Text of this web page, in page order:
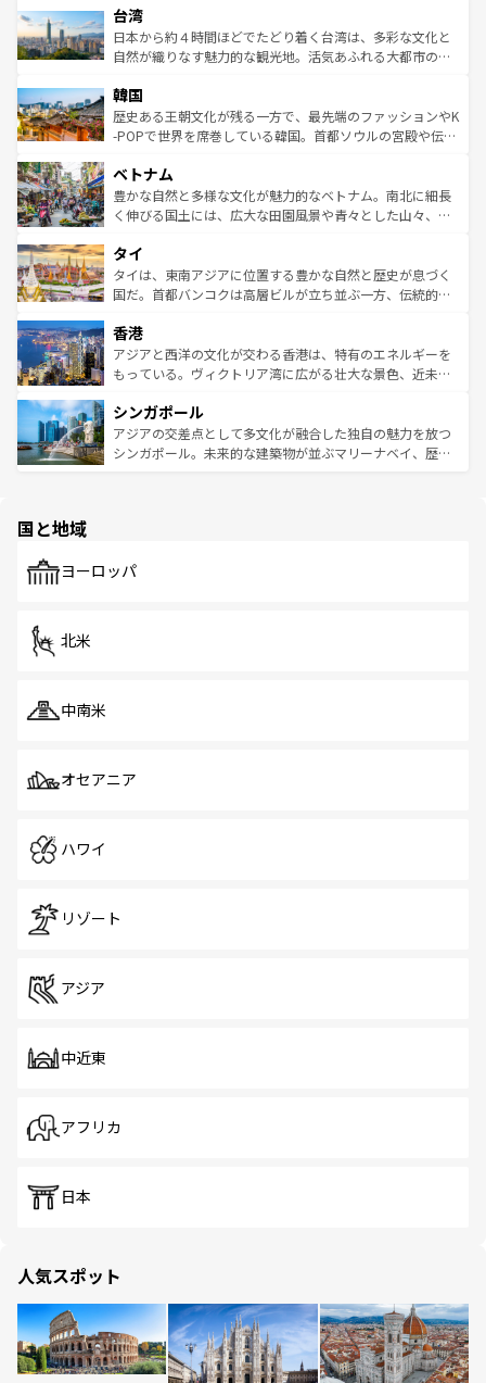
情報は
人々、おいしいローカルフードやハワイアンミュージッ
ク、伝統的なフラダンスなど、すべてがハワイの魅力を彩
っている。訪れるたびに新しい発見と感動が待っているハ
はコンテンツ一覧
リアリーフや大陸中央部にそびえるウルル（エアーズロッ
ク）、タスマニアの美しい原生林やケアンズの熱帯雨林な
ど、見どころがたくさん。また、カフェやワイン、オージ
いる。アクティビティも充実しており、サーフィンやダイ
ビング、ハイキングなど、アウトドア好きにはたまらな
い。オーストラリアの多彩な魅力を存分に味わいつくそ
参照してほしい。
台湾
日本から約４時間ほどでたどり着く台湾は、多彩な文化と
自然が織りなす魅力的な観光地。活気あふれる大都市の台
ン）、静ひつな山岳地帯である台湾東部など、都市の喧騒
と山間の静けさが共存しており、訪れる人に新しい発見と
驚きをもたらしてくれる。また、奥深い台湾の食文化も魅
容にもいいと評判のスイーツなど、バラエティ豊かな料理
が味わえる。 なお、新着の台湾情報は コンテンツ一覧を参
照してほしい。
韓国
歴史ある王朝文化が残る一方で、最先端のファッションやK
-POPで世界を席巻している韓国。首都ソウルの宮殿や伝統
き、地方に足を延ばせば四季折々の自然美を楽しむことが
できる。そして、キムチや焼肉、絶品のストリートフード
まで、さまざまな韓国料理が待っている。夜には、韓国な
リティに包まれながら、韓国の多彩な魅力を心ゆくまで味
わってみてほしい。 なお、新着の韓国情報はコンテンツ一
覧を参照してほしい。
ベトナム
豊かな自然と多様な文化が魅力的なベトナム。南北に細長
く伸びる国土には、広大な田園風景や青々とした山々、世
急速な発展と共に伝統が息づく。ハノイの古い町並みやホ
ーチミン市のフランス統治時代の建物も、独特の雰囲気を
醸し出している。また、バラエティの豊かさとおいしさで
とつ。フォーやバインミー、ベトナムコーヒーなどは、ぜ
ひ現地で味わいたい。どの地域を訪れてもあたたかい人々
が旅行者を迎えてくれるので、きっと忘れられない旅にな
参照してほしい。
タイ
タイは、東南アジアに位置する豊かな自然と歴史が息づく
国だ。首都バンコクは高層ビルが立ち並ぶ一方、伝統的な
の活気が交差している。北部ではチェンマイなどの山岳地
帯で自然と触れ合い、南部ではプーケットやクラビの美し
いビーチでリゾート気分を楽しむことができる。タイ料理
激する。気候は一年中温暖で、どの季節にも異なる楽しみ
が待っている。親しみやすいタイの人々、仏教を中心とし
た文化、そして多様な観光資源が、訪れる旅人を魅了し続
香港
アジアと西洋の文化が交わる香港は、特有のエネルギーを
もっている。ヴィクトリア湾に広がる壮大な景色、近未来
み、どこを訪れても感動するはず。観光スポットが密集し
ており、効率よく見どころを回れるのも魅力。息をのむよ
うな絶景から文化的な体験まで、香港を存分に楽しみ尽く
シンガポール
アジアの交差点として多文化が融合した独自の魅力を放つ
シンガポール。未来的な建築物が並ぶマリーナベイ、歴史
で、ホーカーズは地元の風情を楽しめる外せないスポット
国と地域
ヨーロッパ
北米
中南米
オセアニア
ハワイ
リゾート
アジア
中近東
アフリカ
日本
人気スポット